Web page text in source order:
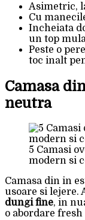
Asimetric,
Cu
Incheiata
un top
Peste o
toc inalt
Camasa
neutra
5 Camasi
modern si
Camasa din in
usoare si lejere.
dungi fine, in
o abordare fresh